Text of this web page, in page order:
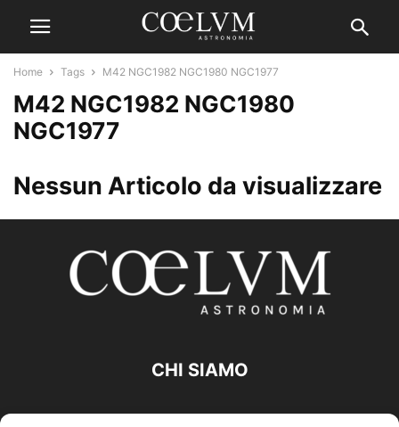
Home Tags M42 NGC1982 NGC1980 NGC1977
M42 NGC1982 NGC1980
NGC1977
Nessun Articolo da visualizzare
CHI SIAMO